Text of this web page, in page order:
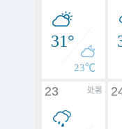
31°
23℃
处暑
23